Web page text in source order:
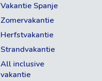
Vakantie Spanje
Zomervakantie
Herfstvakantie
Strandvakantie
All inclusive
vakantie